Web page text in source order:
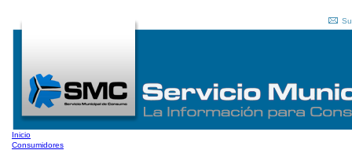
Inicio
Consumidores